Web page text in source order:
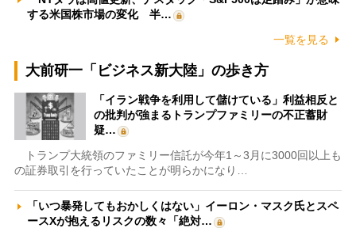
する米国株市場の変化 半…
一覧を見る
大前研一「ビジネス新大陸」の歩き方
「イラン戦争を利用して儲けている」利益相反と
の批判が強まるトランプファミリーの不正蓄財
疑…
トランプ大統領のファミリー信託が今年1～3月に3000回以上も
の証券取引を行っていたことが明らかになり…
「いつ暴発してもおかしくはない」イーロン・マスク氏とスペ
ースXが抱えるリスクの数々「絶対…